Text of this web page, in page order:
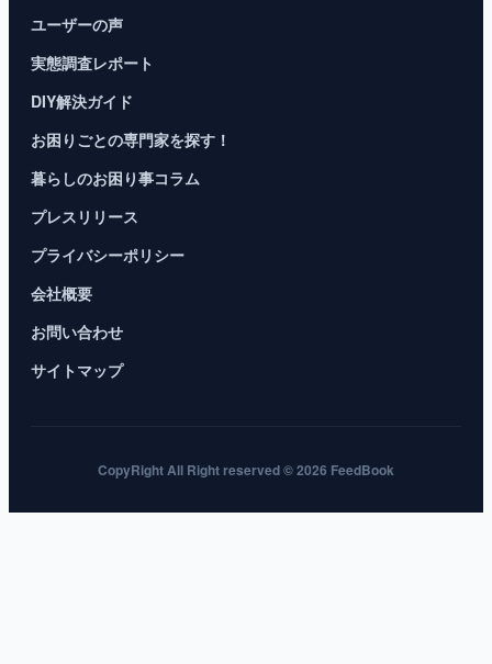
ユーザーの声
実態調査レポート
DIY解決ガイド
お困りごとの専門家を探す！
暮らしのお困り事コラム
プレスリリース
プライバシーポリシー
会社概要
お問い合わせ
サイトマップ
CopyRight All Right reserved © 2026 FeedBook